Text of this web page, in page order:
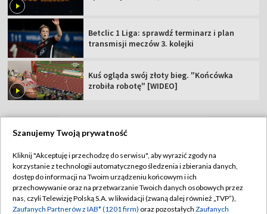
Betclic 1 Liga: sprawdź terminarz i plan
transmisji meczów 3. kolejki
Kuś ogląda swój złoty bieg. "Końcówka
zrobiła robotę" [WIDEO]
Abonament TVP
Sklep TVP
Biuro Reklamy
Regulamin TVP
Polityka prywatności
Moje zgody
Szanujemy Twoją prywatność
Kliknij "Akceptuję i przechodzę do serwisu", aby wyrazić zgody na
korzystanie z technologii automatycznego śledzenia i zbierania danych,
dostęp do informacji na Twoim urządzeniu końcowym i ich
przechowywanie oraz na przetwarzanie Twoich danych osobowych przez
nas, czyli Telewizję Polską S.A. w likwidacji (zwaną dalej również „TVP”),
Zaufanych Partnerów z IAB* (1201 firm) oraz pozostałych Zaufanych